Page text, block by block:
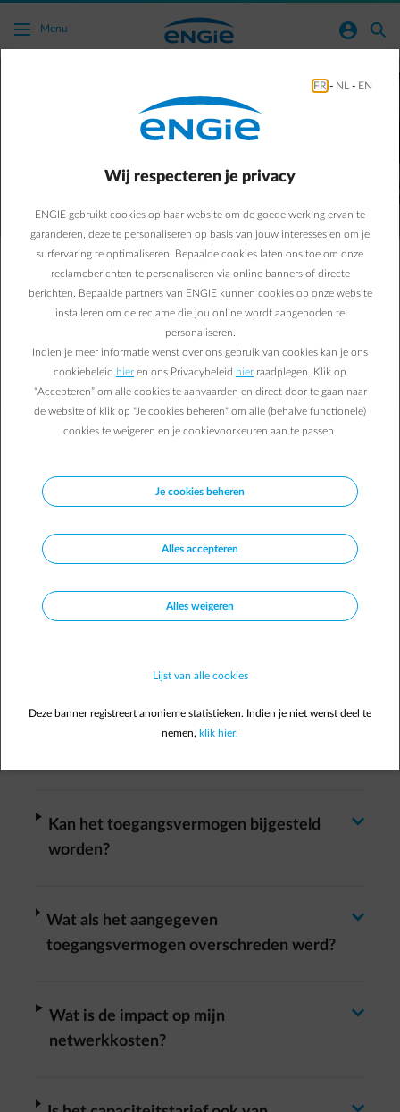
Ga naar de hoofdinhoud
Menu normal-account-circle search
Nieuwe nettarieven voor
ondernemingen in Vlaanderen
Om het elektriceitsnetwerk in Vlaanderen in de
toekomst stabiel en betrouwbaar te houden voert de
energieregulator VREG vanaf 1 januari 2023 nieuwe
nettarieven in voor de aanrekening van de distributie-
en transportkosten op elektriciteit.
Veelgestelde vragen
Waarom voert de VREG het
capaciteitstarief in?
Antwoord wisselen
arrow-right
Hoe moet ik het toegangsvermogen
Antwoord wisselen
Kan het toegangsvermogen bijgesteld
worden?
arrow-right
Wat als het aangegeven
toegangsvermogen overschreden werd?
arrow-right
Wat is de impact op mijn
netwerkkosten?
arrow-right
arrow-right
FR - NL - EN
Wij respecteren je privacy
ENGIE gebruikt cookies op haar website om de goede werking ervan te
garanderen, deze te personaliseren op basis van jouw interesses en om je
surfervaring te optimaliseren. Bepaalde cookies laten ons toe om onze
reclameberichten te personaliseren via online banners of directe
berichten. Bepaalde partners van ENGIE kunnen cookies op onze website
installeren om de reclame die jou online wordt aangeboden te
personaliseren.
Indien je meer informatie wenst over ons gebruik van cookies kan je ons
cookiebeleid hier en ons Privacybeleid hier raadplegen. Klik op
“Accepteren” om alle cookies te aanvaarden en direct door te gaan naar
de website of klik op "Je cookies beheren" om alle (behalve functionele)
cookies te weigeren en je cookievoorkeuren aan te passen.
Je cookies beheren
Alles accepteren
Alles weigeren
Lijst van alle cookies
Deze banner registreert anonieme statistieken. Indien je niet wenst deel te
nemen, klik hier.